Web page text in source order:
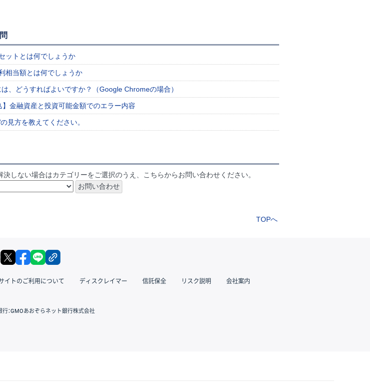
ットとは何でしょうか
相当額とは何でしょうか
、どうすればよいですか？（Google Chromeの場合）
】金融資産と投資可能金額でのエラー内容
見方を教えてください。
決しない場合はカテゴリーをご選択のうえ、こちらからお問い合わせください。
TOPへ
X facebook
イトのご利用について ディスクレイマー 信託保全 リスク説明 会社案内
行：GMOあおぞらネット銀行株式会社